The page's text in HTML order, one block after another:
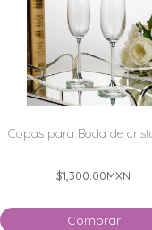
Copas para Boda de
$1,300.00MXN
Comprar